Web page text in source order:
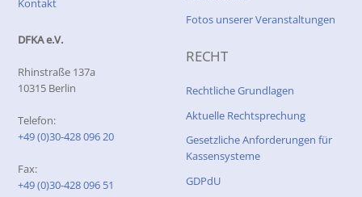
Kontakt
DFKA e.V.
Rhinstraße 137a
10315 Berlin
Telefon:
+49 (0)30-428 096 20
Fax:
+49 (0)30-428 096 51
Fotos unserer Veranstaltungen
RECHT
Rechtliche Grundlagen
Aktuelle Rechtsprechung
Gesetzliche Anforderungen für
Kassensysteme
GDPdU